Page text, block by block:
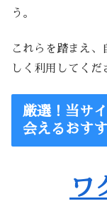
う。
これらを踏まえ
しく利用してくだ
厳選！当サ
会えるおす
ワ